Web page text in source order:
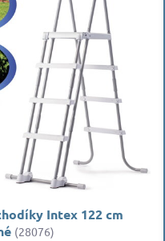
Intex 122 cm
(28076)